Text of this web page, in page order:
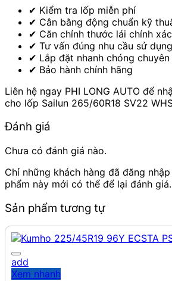
✔ Kiểm tra lốp miễn phí
✔ Cân bằng động chuẩn kỹ
✔ Căn chỉnh thước lái chính xác
✔ Tư vấn đúng nhu cầu sử dụng
✔ Lắp đặt nhanh chóng chuyên
✔ Bảo hành chính hãng
Liên hệ ngay PHI LONG AUTO để
cho lốp Sailun 265/60R18 SV22
Đánh giá
Chưa có đánh giá nào.
Chỉ những khách hàng đã đăng
phẩm này mới có thể để lại đánh giá.
Sản phẩm tương tự
add
Xem nhanh